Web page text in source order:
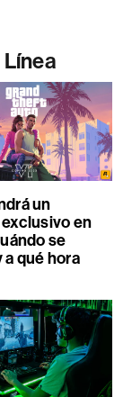
un
en
se
a qué hora